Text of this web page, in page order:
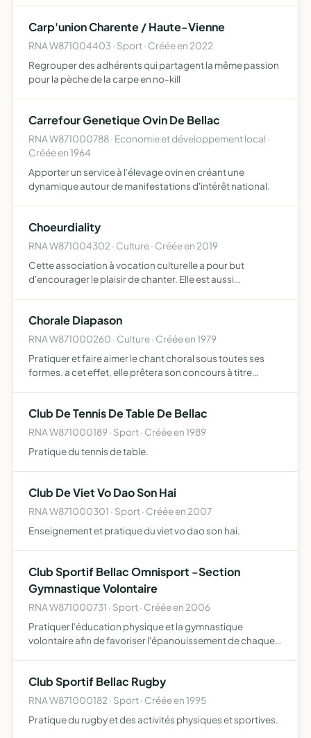
création de …
Carp'union Charente / Haute-Vienne
RNA W871004403 · Sport · Créée en 2022
Regrouper des adhérents qui partagent la même passion
pour la pèche de la carpe en no-kill
Carrefour Genetique Ovin De Bellac
RNA W871000788 · Economie et développement local ·
Créée en 1964
Apporter un service à l'élevage ovin en créant une
dynamique autour de manifestations d'intérêt national.
Choeurdiality
RNA W871004302 · Culture · Créée en 2019
Cette association à vocation culturelle a pour but
d'encourager le plaisir de chanter. Elle est aussi
Chorale Diapason
RNA W871000260 · Culture · Créée en 1979
Pratiquer et faire aimer le chant choral sous toutes ses
formes. a cet effet, elle prêtera son concours à titre
Club De Tennis De Table De Bellac
RNA W871000189 · Sport · Créée en 1989
Pratique du tennis de table.
Club De Viet Vo Dao Son Hai
RNA W871000301 · Sport · Créée en 2007
Enseignement et pratique du viet vo dao son hai.
Club Sportif Bellac Omnisport -Section
Gymnastique Volontaire
RNA W871000731 · Sport · Créée en 2006
Pratiquer l'éducation physique et la gymnastique
volontaire afin de favoriser l'épanouissement de chaque
Club Sportif Bellac Rugby
RNA W871000182 · Sport · Créée en 1995
Pratique du rugby et des activités physiques et sportives.